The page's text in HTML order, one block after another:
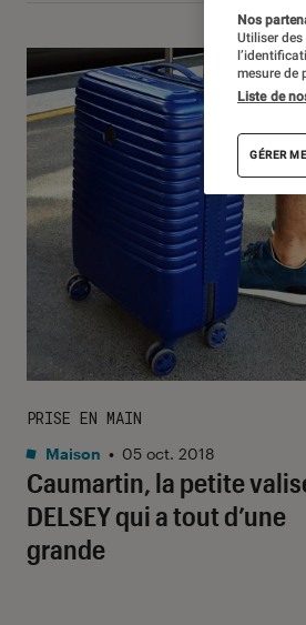
Caumartin, la petite
DELSEY qui a tout d’une
grande
PRISE EN MAIN
Maison • 05 oct. 2018
Nos
Utiliser
mesure de
Liste de
GÉRER